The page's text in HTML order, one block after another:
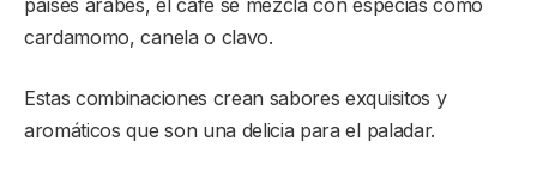
países árabes, el café se mezcla con especias como
cardamomo, canela o clavo.
Estas combinaciones crean sabores exquisitos y
aromáticos que son una delicia para el paladar.